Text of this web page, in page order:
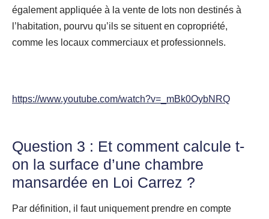
également appliquée à la vente de lots non destinés à
l’habitation, pourvu qu’ils se situent en copropriété,
comme les locaux commerciaux et professionnels.
https://www.youtube.com/watch?v=_mBk0OybNRQ
Question 3 : Et comment calcule t-
on la surface d’une chambre
mansardée en Loi Carrez ?
Par définition, il faut uniquement prendre en compte